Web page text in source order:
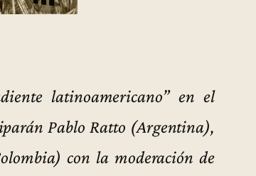
latinoamericano” en el
Pablo Ratto (Argentina),
con la moderación de